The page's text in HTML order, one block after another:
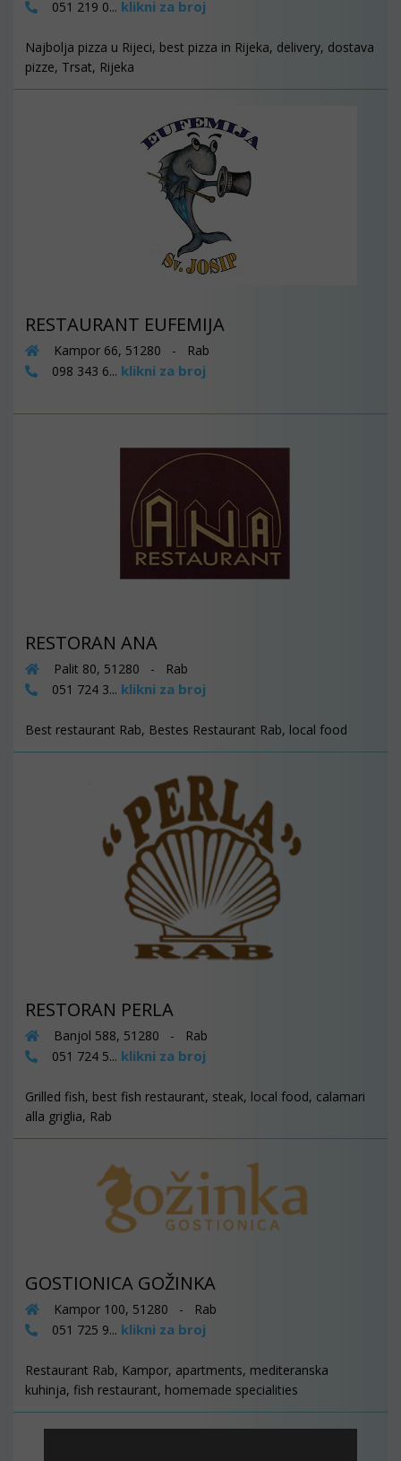
051 219 0... klikni za broj
Najbolja pizza u Rijeci, best pizza in Rijeka, delivery, dostava
pizze, Trsat, Rijeka
RESTAURANT EUFEMIJA
Kampor 66, 51280 - Rab
098 343 6... klikni za broj
RESTORAN ANA
Palit 80, 51280 - Rab
051 724 3... klikni za broj
Best restaurant Rab, Bestes Restaurant Rab, local food
RESTORAN PERLA
Banjol 588, 51280 - Rab
051 724 5... klikni za broj
Grilled fish, best fish restaurant, steak, local food, calamari
alla griglia, Rab
GOSTIONICA GOŽINKA
Kampor 100, 51280 - Rab
051 725 9... klikni za broj
Restaurant Rab, Kampor, apartments, mediteranska
kuhinja, fish restaurant, homemade specialities